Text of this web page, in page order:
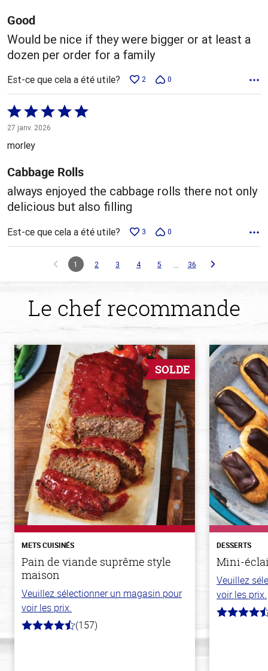
Good
Would be nice if they were bigger or at least a
dozen per order for a family
Est-ce que cela a été utile? 2 0
Coté
5 sur
27 janv. 2026
morley
Cabbage Rolls
always enjoyed the cabbage rolls there not only
delicious but also filling
Est-ce que cela a été utile? 3 0
1 2 3 4 5 … 36
Le chef recommande
SOLDE
METS CUISINÉS
Pain de viande suprême style
maison
Veuillez sélectionner un magasin pour
voir les prix.
4.3
(157)
DESSERTS
Mini-
Veuillez
voir les prix.
4.7